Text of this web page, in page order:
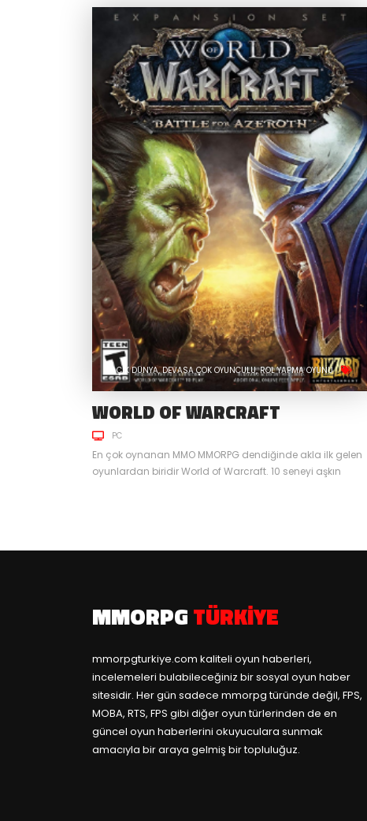
uzun zamandır tercih edilen oyunlardan biri. Star Trek
Online ve Torhclight gibi başarılı oyunların yayıncısı
Perfect World tarafından hala güncel tutulan Neverwinter,
aslında bizlere evreninden daha fazlasını sunuyor.
Dungeons and Dragons...
AÇIK DÜNYA DEVASA ÇOK OYUNCULU ROL YAPMA OYUNU
WORLD OF WARCRAFT
PC
En çok oynanan MMO MMORPG dendiğinde akla ilk gelen
oyunlardan biridir World of Warcraft. 10 seneyi aşkın
oyuncunun da MMO dünyasına adım atmasına neden
MMORPGTÜRKIYE
mmorpgturkiye.com kaliteli oyun haberleri,
incelemeleri bulabileceğiniz bir sosyal oyun haber
sitesidir. Her gün sadece mmorpg türünde değil, FPS,
MOBA, RTS, FPS gibi diğer oyun türlerinden de en
güncel oyun haberlerini okuyuculara sunmak
amacıyla bir araya gelmiş bir topluluğuz.